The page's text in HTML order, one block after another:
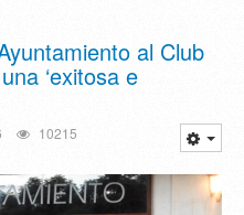
al Club
‘exitosa e
10215